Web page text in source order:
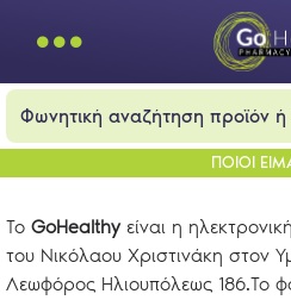
ΠΟΙΟΙ
Το GoHealthyείναι η
του Νικόλαου Χριστινάκη στον
Λεωφόρος Ηλιουπόλεως 186.Το